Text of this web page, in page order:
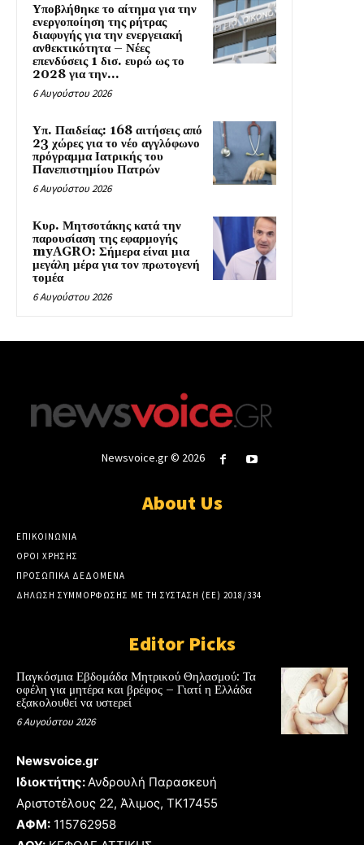
Υποβλήθηκε το αίτημα για την
ενεργοποίηση της ρήτρας
διαφυγής για την ενεργειακή
ανθεκτικότητα – Νέες
επενδύσεις 1 δισ. ευρώ ως το
2028 για την...
6 Αυγούστου 2026
Υπ. Παιδείας: 168 αιτήσεις από
23 χώρες για το νέο αγγλόφωνο
πρόγραμμα Ιατρικής του
Πανεπιστημίου Πατρών
6 Αυγούστου 2026
Κυρ. Μητσοτάκης κατά την
παρουσίαση της εφαρμογής
myAGRO: Σήμερα είναι μια
μεγάλη μέρα για τον πρωτογενή
τομέα
6 Αυγούστου 2026
Newsvoice.gr © 2026
About Us
ΕΠΙΚΟΙΝΩΝΙΑ
ΟΡΟΙ ΧΡΗΣΗΣ
ΠΡΟΣΩΠΙΚΑ ΔΕΔΟΜΕΝΑ
ΔΗΛΩΣΗ ΣΥΜΜΟΡΦΩΣΗΣ ΜΕ ΤΗ ΣΥΣΤΑΣΗ (ΕΕ) 2018/334
Editor Picks
Παγκόσμια Εβδομάδα Μητρικού Θηλασμού: Τα
οφέλη για μητέρα και βρέφος – Γιατί η Ελλάδα
εξακολουθεί να υστερεί
6 Αυγούστου 2026
Newsvoice.gr
Ιδιοκτήτης: Ανδρουλή Παρασκευή
Αριστοτέλους 22, Άλιμος, TK17455
ΑΦΜ: 115762958